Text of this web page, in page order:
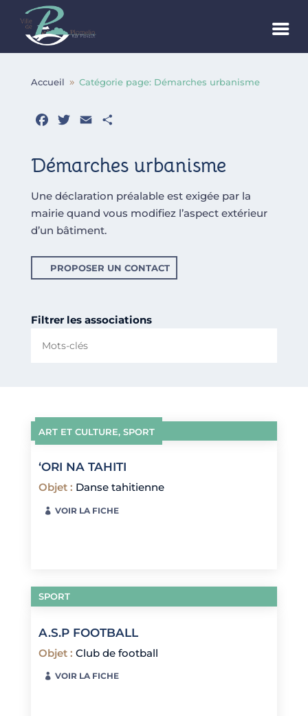
Accueil 9 Catégorie page: Démarches urbanisme
Facebook
TwitterEmail
Démarches urbanisme
Une déclaration préalable est exigée par la
mairie quand vous modifiez l’aspect extérieur
d’un bâtiment.
PROPOSER UN CONTACT
Filtrer les associations
ART ET CULTURE, SPORT
‘ORI NA TAHITI
Objet : Danse tahitienne
VOIR LA FICHE
SPORT
A.S.P FOOTBALL
Objet : Club de football
VOIR LA FICHE